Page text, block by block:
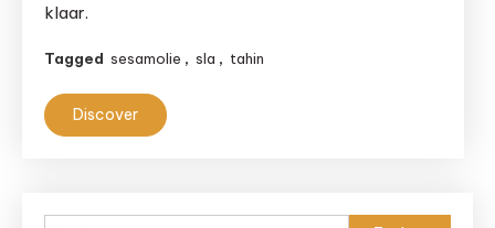
klaar.
Tagged sesamolie , sla , tahin
Discover